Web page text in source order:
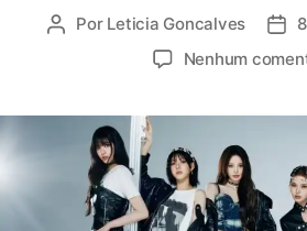
A
r
Por Leticia Goncalves
D
d
b
Nenhum